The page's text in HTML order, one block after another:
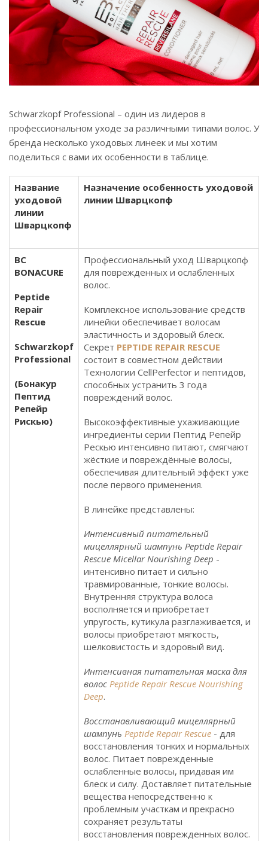
Schwarzkopf Professional – один из лидеров в
профессиональном уходе за различными типами волос. У
бренда несколько уходовых линеек и мы хотим
поделиться с вами их особенности в таблице.
Название
уходовой
линии
Шварцкопф
Назначение особенность уходовой
линии Шварцкопф
BC
BONACURE
Peptide
Repair
Rescue
Schwarzkopf
Professional
(Бонакур
Пептид
Репейр
Рискью)
Профессиональный уход Шварцкопф
для поврежденных и ослабленных
волос.
Комплексное использование средств
линейки обеспечивает волосам
эластичность и здоровый блеск.
Секрет PEPTIDE REPAIR RESCUE
состоит в совместном действии
Технологии CellPerfector и пептидов,
способных устранить 3 года
повреждений волос.
Высокоэффективные ухаживающие
ингредиенты серии Пептид Репейр
Рескью интенсивно питают, смягчают
жёсткие и повреждённые волосы,
обеспечивая длительный эффект уже
после первого применения.
В линейке представлены:
Интенсивный питательный
мицеллярный шампунь Peptide Repair
Rescue Micellar Nourishing Deep -
интенсивно питает и сильно
травмированные, тонкие волосы.
Внутренняя структура волоса
восполняется и приобретает
упругость, кутикула разглаживается, и
волосы приобретают мягкость,
шелковистость и здоровый вид.
Интенсивная питательная маска для
волос Peptide Repair Rescue Nourishing
Deep.
Восстанавливающий мицеллярный
шампунь Peptide Repair Rescue - для
восстановления тонких и нормальных
волос. Питает поврежденные
ослабленные волосы, придавая им
блеск и силу. Доставляет питательные
вещества непосредственно к
проблемным участкам и прекрасно
сохраняет результаты
восстановления поврежденных волос.